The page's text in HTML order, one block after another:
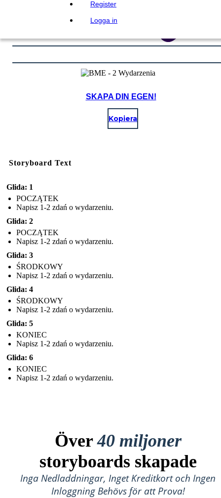
Register
Logga in
SKAPA DIN EGEN!
Kopiera
Storyboard Text
Glida: 1
POCZĄTEK
Napisz 1-2 zdań o wydarzeniu.
Glida: 2
POCZĄTEK
Napisz 1-2 zdań o wydarzeniu.
Glida: 3
ŚRODKOWY
Napisz 1-2 zdań o wydarzeniu.
Glida: 4
ŚRODKOWY
Napisz 1-2 zdań o wydarzeniu.
Glida: 5
KONIEC
Napisz 1-2 zdań o wydarzeniu.
Glida: 6
KONIEC
Napisz 1-2 zdań o wydarzeniu.
Över40 miljoner
storyboards skapade
Inga Nedladdningar, Inget Kreditkort och Ingen
Inloggning Behövs för att Prova!